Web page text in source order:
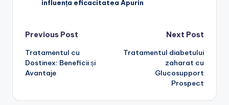
influența eficacitatea Apurin
Post
navigation
Previous Post
Tratamentul cu
Dostinex: Beneficii și
Avantaje
Next Post
Tratamentul diabetului
zaharat cu
Glucosupport
Prospect